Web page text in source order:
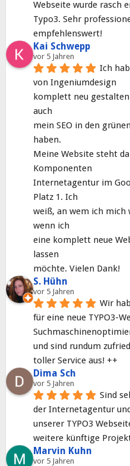
Webseite wurde rasch
Typo3. Sehr
empfehlenswert!
Kai Schwepp
vor 5 Jahren
Ich
von Ingeniumdesign
komplett neu gestalten
auch
mein SEO in den
haben.
Meine Website steht
Komponenten
Internetagentur im
Platz 1. Ich
weiß, an wem ich mich
wenn ich
eine komplett neue
lassen
möchte. Vielen Dank!
S. Hühn
vor 5 Jahren
Wir
für eine neue TYPO3-
und sind rundum
toller Service aus! ++
Dima Sch
vor 5 Jahren
Sind
der Internetagentur
unserer TYPO3
weitere künftige
Marvin Kuhn
vor 5 Jahren